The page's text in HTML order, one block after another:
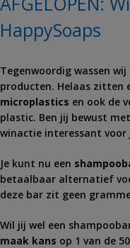
HappySoaps
Tegenwoordig wassen
producten. Helaas zitten
microplastics en ook de
plastic. Ben jij bewust
winactie interessant voor
Je kunt nu een
betaalbaar alternatief
deze bar zit geen
Wil jij wel een
maak kans op 1 van de